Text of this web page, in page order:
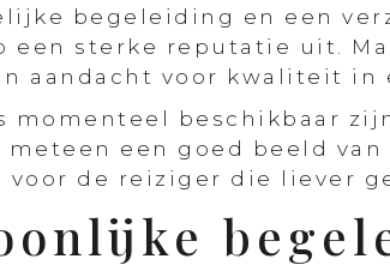
begeleiding en een
een sterke reputatie uit.
aandacht voor kwaliteit in
momenteel beschikbaar
een goed beeld
de reiziger die liever